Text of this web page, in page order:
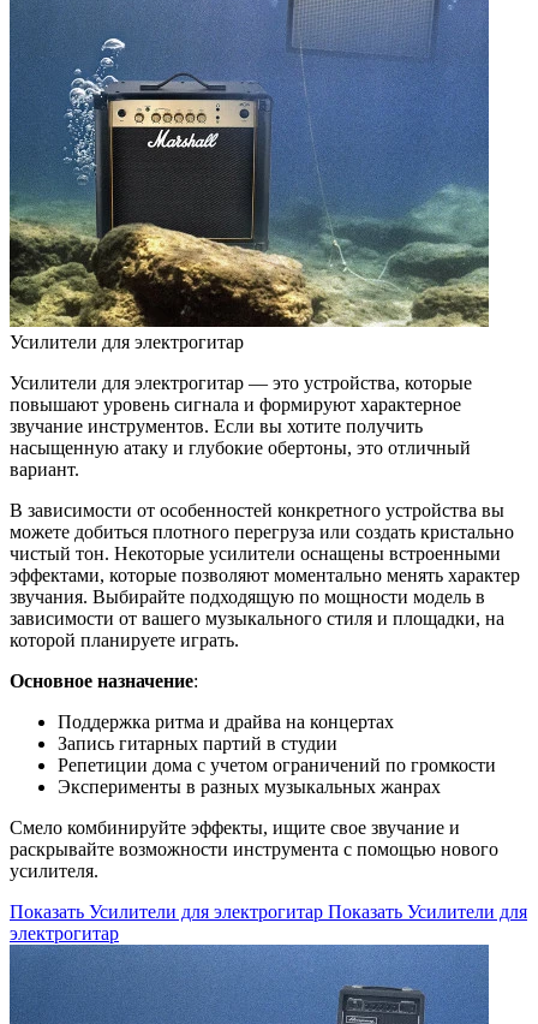
Усилители для электрогитар
Усилители для электрогитар — это устройства, которые
повышают уровень сигнала и формируют характерное
звучание инструментов. Если вы хотите получить
насыщенную атаку и глубокие обертоны, это отличный
вариант.
В зависимости от особенностей конкретного устройства вы
можете добиться плотного перегруза или создать кристально
чистый тон. Некоторые усилители оснащены встроенными
эффектами, которые позволяют моментально менять характер
звучания. Выбирайте подходящую по мощности модель в
зависимости от вашего музыкального стиля и площадки, на
которой планируете играть.
Основное назначение:
Поддержка ритма и драйва на концертах
Запись гитарных партий в студии
Репетиции дома с учетом ограничений по громкости
Эксперименты в разных музыкальных жанрах
Смело комбинируйте эффекты, ищите свое звучание и
раскрывайте возможности инструмента с помощью нового
усилителя.
Показать Усилители для электрогитар Показать Усилители для
электрогитар